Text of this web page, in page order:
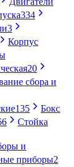
334
3
Корпус
20
сбора и
135
Бокс
Стойка
и
приборы2